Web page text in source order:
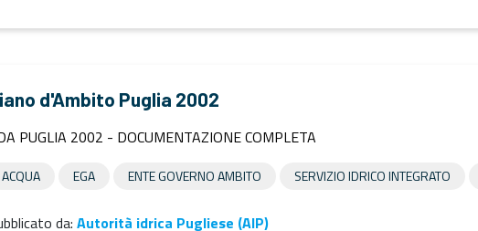
d'Ambito Puglia 2002
PUGLIA 2002 - DOCUMENTAZIONE COMPLETA
ACQUA EGA ENTE GOVERNO AMBITO SERVIZIO IDRICO INTEGRATO
da: Autorità idrica Pugliese (AIP)